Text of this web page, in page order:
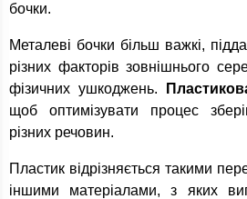
бочки.
Металеві бочки більш важкі,
різних факторів зовнішнього
фізичних ушкоджень.
щоб оптимізувати процес
різних речовин.
Пластик відрізняється такими
іншими матеріалами, з яких